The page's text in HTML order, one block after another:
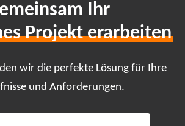
Ihr
Projekt erarbeiten
wir die perfekte Lösung für Ihre
und Anforderungen.